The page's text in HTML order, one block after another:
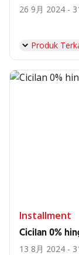
26 9月 2024 -
Produk
Installment
Cicilan 0%
13 8月 2024 -